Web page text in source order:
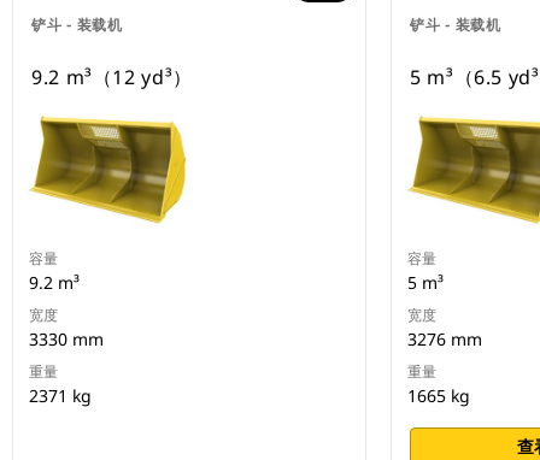
铲斗 - 装载机
9.2 m³（12 yd³）
容量
9.2 m³
宽度
3330 mm
重量
2371 kg
铲斗 - 装载机
5 m³（6.5
容量
5 m³
宽度
3276 mm
重量
1665 kg
查